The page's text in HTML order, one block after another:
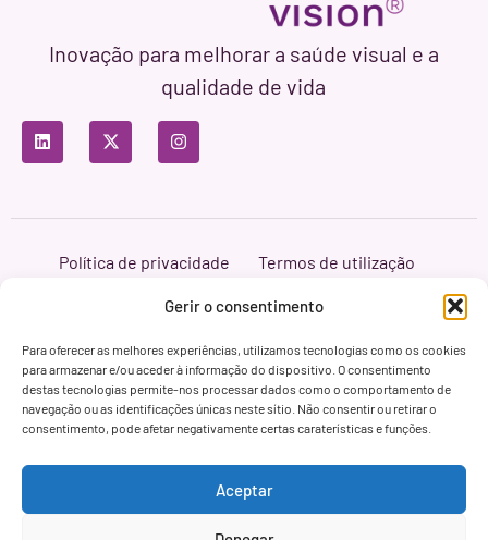
Gerir o consentimento
Para oferecer as melhores experiências, utilizamos tecnologias como os cookies
para armazenar e/ou aceder à informação do dispositivo. O consentimento
destas tecnologias permite-nos processar dados como o comportamento de
navegação ou as identificações únicas neste sítio. Não consentir ou retirar o
consentimento, pode afetar negativamente certas caraterísticas e funções.
Aceptar
Inovação para melhorar a saúde visual e a
qualidade de vida
Política de privacidade
Termos de utilização
Branding & Web ASH Proyectos Creativos